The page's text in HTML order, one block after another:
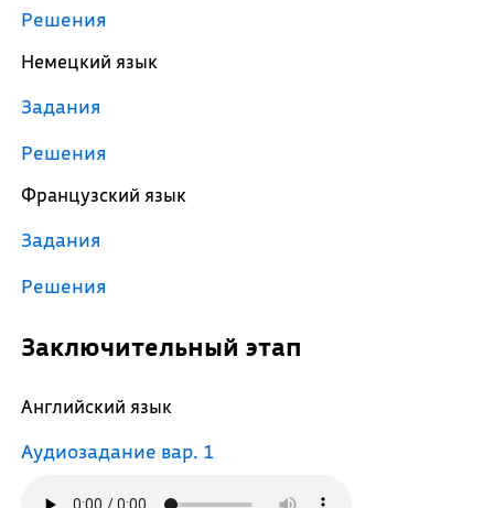
Решения
Немецкий язык
Задания
Решения
Французский язык
Задания
Решения
Заключительный этап
Английский язык
Аудиозадание вар. 1